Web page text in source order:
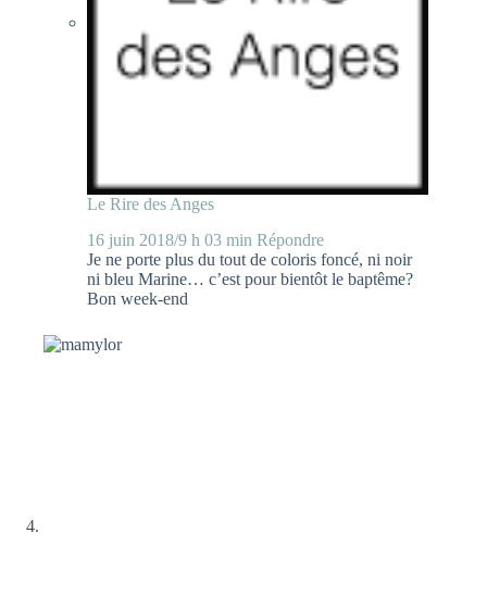
Le Rire des Anges
16 juin 2018/9 h 03 min Répondre
Je ne porte plus du tout de coloris foncé, ni noir
ni bleu Marine… c’est pour bientôt le baptême?
Bon week-end